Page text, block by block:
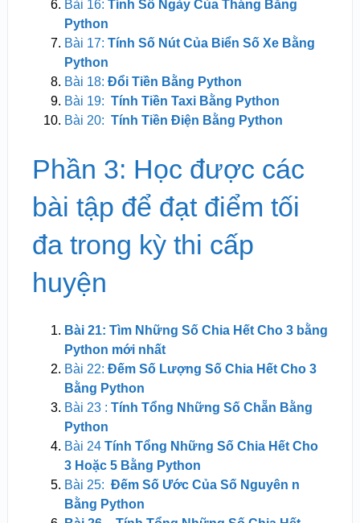
Bài 16: Tính Số Ngày Của Tháng Bằng
Python
Bài 17: Tính Số Nút Của Biển Số Xe Bằng
Python
Bài 18: Đổi Tiền Bằng Python
Bài 19: Tính Tiền Taxi Bằng Python
Bài 20: Tính Tiền Điện Bằng Python
Phần 3: Học được các
bài tập để đạt điểm tối
đa trong kỳ thi cấp
huyện
Bài 21: Tìm Những Số Chia Hết Cho 3 bằng
Python mới nhất
Bài 22: Đếm Số Lượng Số Chia Hết Cho 3
Bằng Python
Bài 23 : Tính Tổng Những Số Chẵn Bằng
Python
Bài 24 Tính Tổng Những Số Chia Hết Cho
3 Hoặc 5 Bằng Python
Bài 25: Đếm Số Ước Của Số Nguyên n
Bằng Python